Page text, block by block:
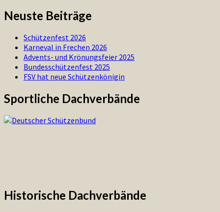
Neuste Beiträge
Schützenfest 2026
Karneval in Frechen 2026
Advents- und Krönungsfeier 2025
Bundesschützenfest 2025
FSV hat neue Schützenkönigin
Sportliche Dachverbände
Historische Dachverbände